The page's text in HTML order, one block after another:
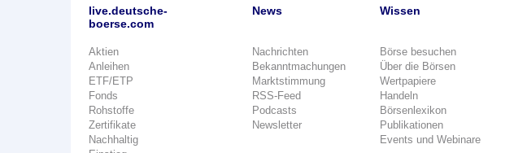
live.deutsche-
boerse.com
Aktien
Anleihen
ETF/ETP
Fonds
Rohstoffe
Zertifikate
Nachhaltig
News
Nachrichten
Bekanntmachungen
Marktstimmung
RSS-Feed
Podcasts
Newsletter
Wissen
Börse besuchen
Über die Börsen
Wertpapiere
Handeln
Börsenlexikon
Publikationen
Events und Webinare